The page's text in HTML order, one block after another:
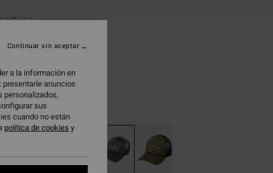
(1 Reseñas)
€
a la información en
anuncios
personalizados,
sus
cuando no están
política de cookies y
Continuar sin aceptar